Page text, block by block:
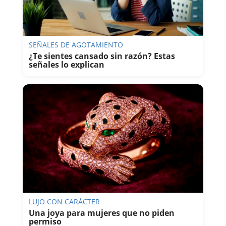
SEÑALES DE AGOTAMIENTO
¿Te sientes cansado sin razón? Estas
señales lo explican
LUJO CON CARÁCTER
Una joya para mujeres que no piden
permiso